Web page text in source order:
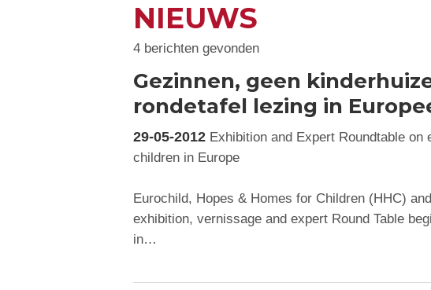
NIEUWS
4 berichten gevonden
Gezinnen, geen
rondetafel lezing in
29-05-2012Exhibition and Expert Roundtable on
children in Europe
Eurochild, Hopes & Homes for Children (HHC)
exhibition, vernissage and expert Round Table
in…